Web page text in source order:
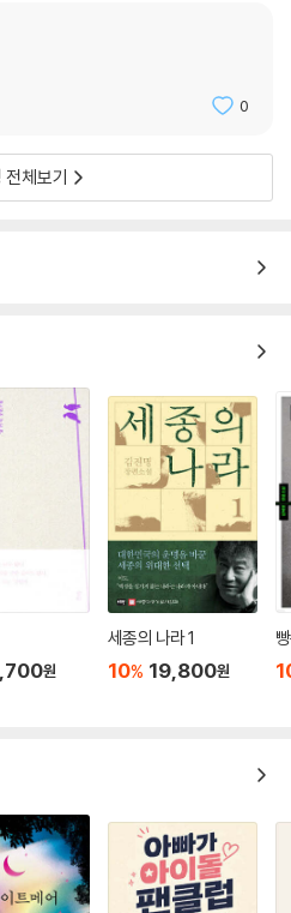
며, 비판적 시선을 흐리지 않을 수 있
다. 이는 작가의 기본 성향이기도 하
서 영향을 받은 것이기도 하다.
주주의 확산, 계층 격차 심화 등 삶의
굵직한 변화상을 문학으로 끌어들였
로 확장시켰다.
0
전체보기
원
세종의 나라 1
10% 19,800원